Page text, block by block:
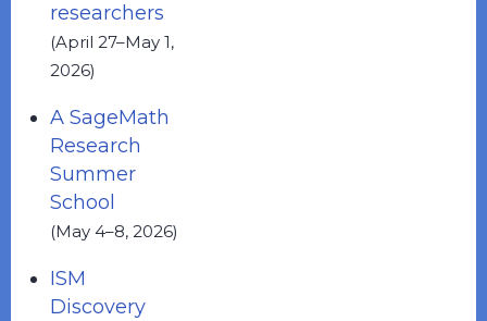
researchers
(April 27–May 1,
2026)
A SageMath
Research
Summer
School
(May 4–8, 2026)
ISM
Discovery